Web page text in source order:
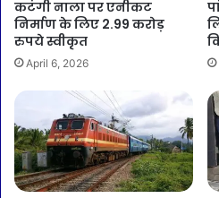
कटंगी नाला पर एनीकट
निर्माण के लिए 2.99 करोड़
रुपये स्वीकृत
April 6, 2026